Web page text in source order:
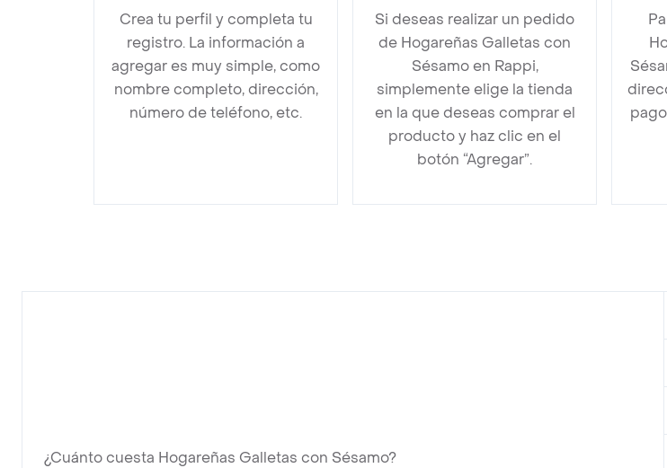
Crea tu perfil y completa tu
registro. La información a
agregar es muy simple, como
nombre completo, dirección,
número de teléfono, etc.
Si deseas realizar un pedido
de Hogareñas Galletas con
Sésamo en Rappi,
simplemente elige la tienda
en la que deseas comprar el
producto y haz clic en el
botón “Agregar”.
¿Cuánto cuesta Hogareñas Galletas con Sésamo?